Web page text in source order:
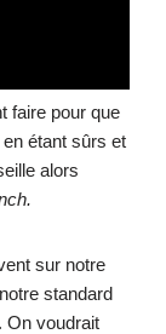
faire pour que
étant sûrs et
alors
sur notre
standard
On voudrait